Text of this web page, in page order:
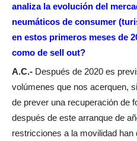
analiza la evolución del
neumáticos de consumer
en estos primeros meses de
como de sell out?
A.C.- Después de 2020 es
volúmenes que nos acerquen,
de prever una recuperación de
después de este arranque de
restricciones a la movilidad